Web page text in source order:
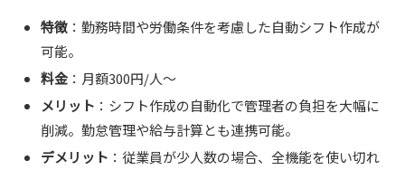
特徴 ：勤務時間や労働条件を考慮した自動シフト作成が
可能。
料金 ：月額300円/人〜
メリット ：シフト作成の自動化で管理者の負担を大幅に
削減。勤怠管理や給与計算とも連携可能。
デメリット ：従業員が少人数の場合、全機能を使い切れ